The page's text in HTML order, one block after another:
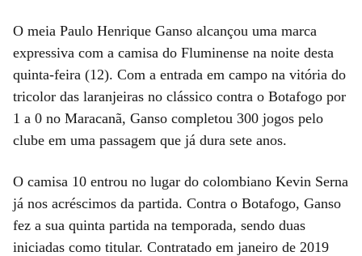
O meia Paulo Henrique Ganso alcançou uma marca
expressiva com a camisa do Fluminense na noite desta
quinta-feira (12). Com a entrada em campo na vitória do
tricolor das laranjeiras no clássico contra o Botafogo por
1 a 0 no Maracanã, Ganso completou 300 jogos pelo
clube em uma passagem que já dura sete anos.
O camisa 10 entrou no lugar do colombiano Kevin Serna
já nos acréscimos da partida. Contra o Botafogo, Ganso
fez a sua quinta partida na temporada, sendo duas
iniciadas como titular. Contratado em janeiro de 2019